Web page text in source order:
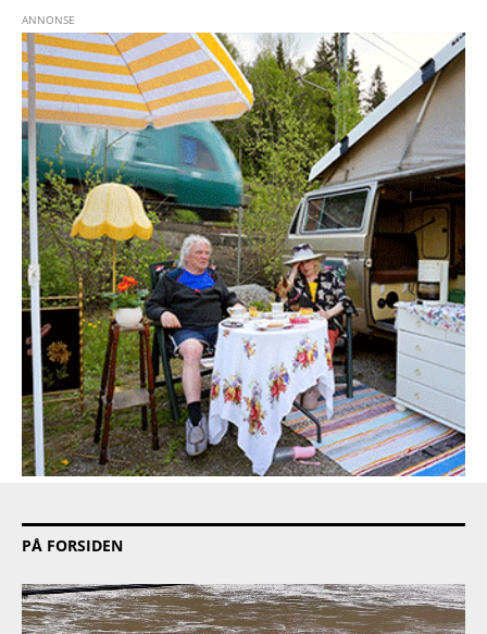
PÅ FORSIDEN
PRODUKT